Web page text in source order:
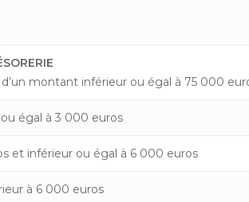
montant inférieur ou égal à 75 000
égal à 3 000 euros
et inférieur ou égal à 6 000 euros
à 6 000 euros